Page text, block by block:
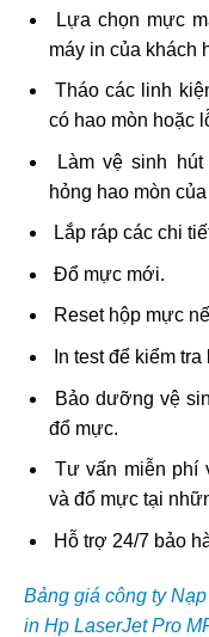
Lựa chọn mực
máy in của khách
Tháo các linh
có hao mòn hoặc
Làm vệ sinh
hỏng hao mòn
Lắp ráp các chi
Đổ mực mới.
Reset hộp mực
In test để kiểm
Bảo dưỡng vệ
đổ mực.
Tư vấn miễn phí
và đổ mực tại
Hỗ trợ 24/7 bảo
Bảng giá công ty
in Hp LaserJet Pro